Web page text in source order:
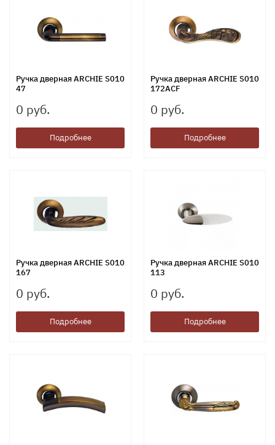
Ручка дверная ARCHIE S010
47
0 руб.
Подробнее
Ручка дверная ARCHIE S010
172ACF
0 руб.
Подробнее
Ручка дверная ARCHIE S010
167
0 руб.
Подробнее
Ручка дверная ARCHIE S010
113
0 руб.
Подробнее